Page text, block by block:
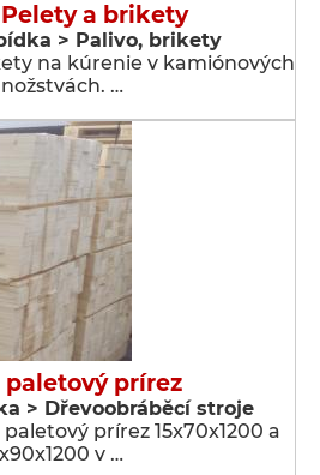
a brikety
> Palivo, brikety
na kúrenie v kamiónových
…
prírez
> Dřevoobráběcí stroje
prírez 15x70x1200 a
v …